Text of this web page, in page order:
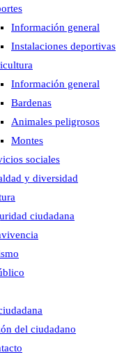
Información general
Instalaciones deportivas
Información general
Bardenas
Animales peligrosos
Montes
sociales
y diversidad
ciudadana
del ciudadano